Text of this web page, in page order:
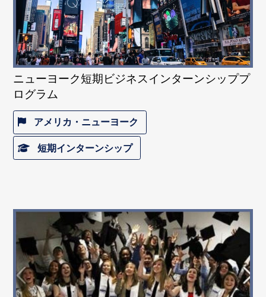
ニューヨーク短期ビジネスインターンシッププ
ログラム
アメリカ・ニューヨーク
短期インターンシップ